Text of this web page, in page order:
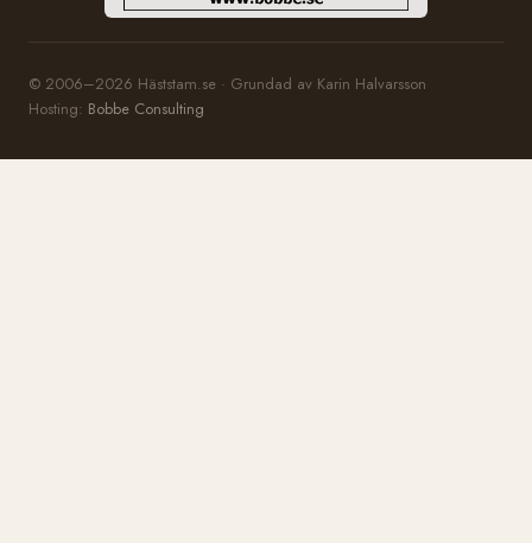
© 2006–2026 Häststam.se · Grundad av Karin Halvarsson
Hosting: Bobbe Consulting